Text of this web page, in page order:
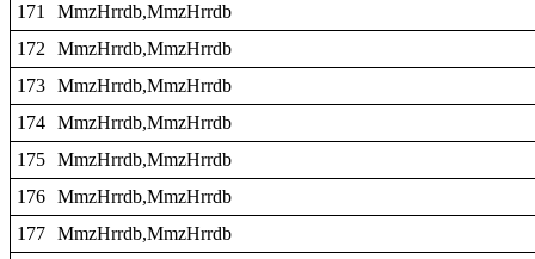
171
MmzHrrdb,MmzHrrdb
172
MmzHrrdb,MmzHrrdb
173 MmzHrrdb,MmzHrrdb
174 MmzHrrdb,MmzHrrdb
175 MmzHrrdb,MmzHrrdb
176 MmzHrrdb,MmzHrrdb
177 MmzHrrdb,MmzHrrdb